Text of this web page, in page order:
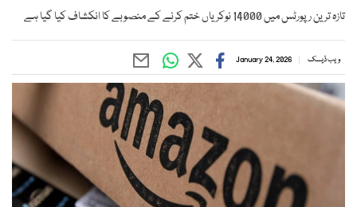
تازہ ترین رپورٹس میں 14000 نوکریاں ختم کرنے کے منصوبے کا انکشاف کیا گیا ہے
ویب ڈیسک January 24, 2026